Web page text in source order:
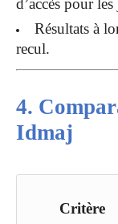
d’accès pour les
Résultats à
recul.
4.
Idmaj
Critère